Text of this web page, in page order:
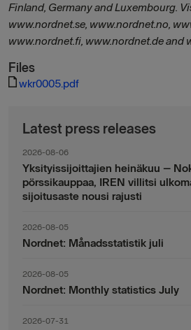
Finland, Germany and Luxembourg.
www.nordnet.se, www.nordnet.no,
www.nordnet.fi, www.nordnet.de and
Files
wkr0005.pdf
Latest press releases
2026-08-06
Yksityissijoittajien heinäkuu –
pörssikauppaa, IREN villitsi
sijoitusaste nousi rajusti
2026-08-05
Nordnet: Månadsstatistik juli
2026-08-05
Nordnet: Monthly statistics July
2026-07-31